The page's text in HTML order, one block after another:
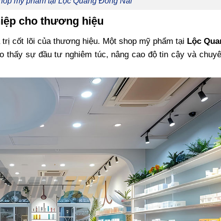
cho thương hiệu
cốt lõi của thương hiệu. Một shop mỹ phẩm tại Lộc
sự đầu tư nghiêm túc, nâng cao độ tin cậy và